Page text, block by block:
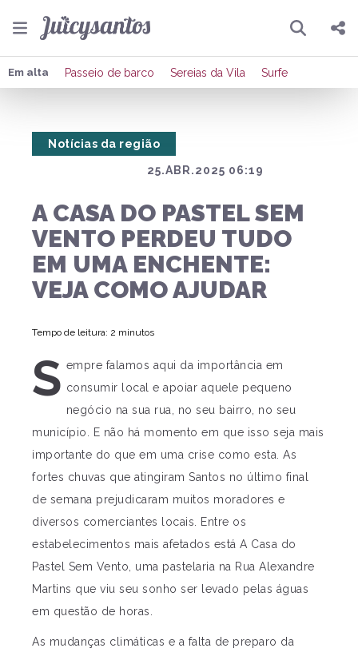
Pesquisar
Compartilhar
Publicar no X
Em alta Passeio de barco Sereias da Vila Surfe
25.ABR.2025 06:19
Notícias da região
A CASA DO PASTEL SEM
VENTO PERDEU TUDO
EM UMA ENCHENTE:
VEJA COMO AJUDAR
Tempo de leitura: 2 minutos
S empre falamos aqui da importância em
consumir local e apoiar aquele pequeno
negócio na sua rua, no seu bairro, no seu
município. E não há momento em que isso seja mais
importante do que em uma crise como esta. As
fortes chuvas que atingiram Santos no último final
de semana prejudicaram muitos moradores e
diversos comerciantes locais. Entre os
estabelecimentos mais afetados está A Casa do
Pastel Sem Vento, uma pastelaria na Rua Alexandre
Martins que viu seu sonho ser levado pelas águas
em questão de horas.
As mudanças climáticas e a falta de preparo da